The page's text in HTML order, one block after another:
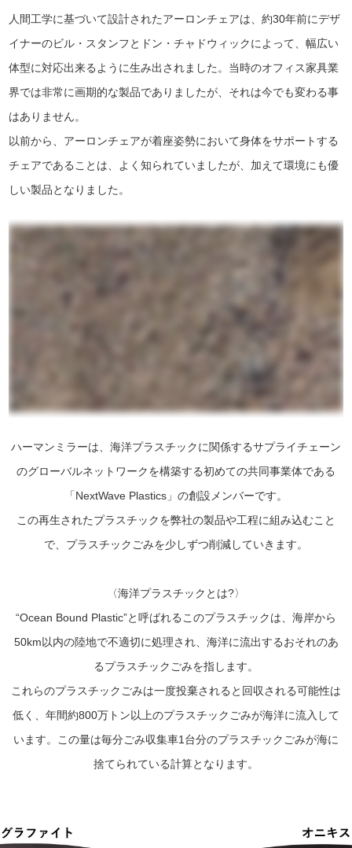
人間工学に基づいて設計されたアーロンチェアは、約30年前にデザ
イナーのビル・スタンフとドン・チャドウィックによって、幅広い
体型に対応出来るように生み出されました。当時のオフィス家具業
界では非常に画期的な製品でありましたが、それは今でも変わる事
はありません。
以前から、アーロンチェアが着座姿勢において身体をサポートする
チェアであることは、よく知られていましたが、加えて環境にも優
しい製品となりました。
ハーマンミラーは、海洋プラスチックに関係するサプライチェーン
のグローバルネットワークを構築する初めての共同事業体である
「NextWave Plastics」の創設メンバーです。
この再生されたプラスチックを弊社の製品や工程に組み込むこと
で、プラスチックごみを少しずつ削減していきます。
〈海洋プラスチックとは?〉
“Ocean Bound Plastic”と呼ばれるこのプラスチックは、海岸から
50km以内の陸地で不適切に処理され、海洋に流出するおそれのあ
るプラスチックごみを指します。
これらのプラスチックごみは一度投棄されると回収される可能性は
低く、年間約800万トン以上のプラスチックごみが海洋に流入して
います。この量は毎分ごみ収集車1台分のプラスチックごみが海に
捨てられている計算となります。